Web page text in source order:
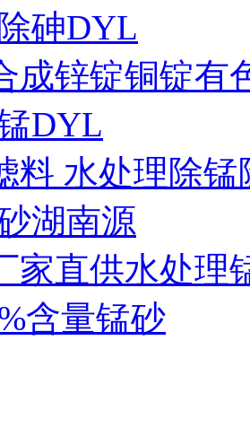
砷DYL
成锌锭铜锭有
DYL
料 水处理除
湖南源
家直供水处理
含量锰砂